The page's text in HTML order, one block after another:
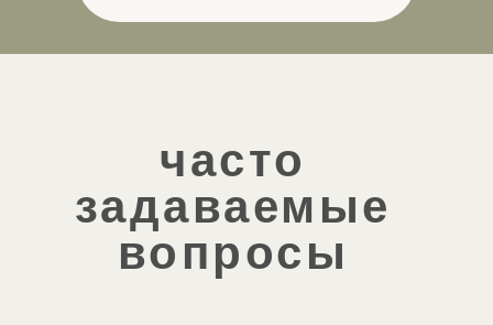
ИП Кожемякин Иван Сергеевич
области пошива одежды